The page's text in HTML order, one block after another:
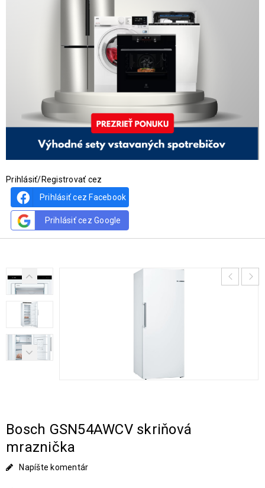
Prihlásiť/Registrovať cez
Prihlásiť cez Facebook
Prihlásiť cez Google
Bosch GSN54AWCV skriňová
mraznička
Napíšte komentár